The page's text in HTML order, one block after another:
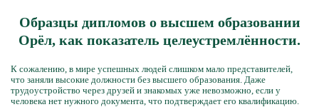
Образцы дипломов о высшем образовании
Орёл, как показатель целеустремлённости.
К сожалению, в мире успешных людей слишком мало представителей,
что заняли высокие должности без высшего образования. Даже
трудоустройство через друзей и знакомых уже невозможно, если у
человека нет нужного документа, что подтверждает его квалификацию.